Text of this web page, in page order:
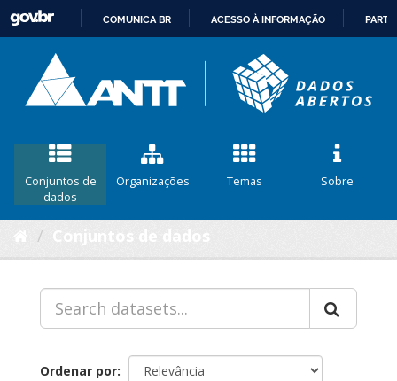
CONTEÚDO
COMUNICA BR ACESSO À INFORMAÇÃO
Conjuntos de
dados
Organizações Temas Sobre
Ordenar por